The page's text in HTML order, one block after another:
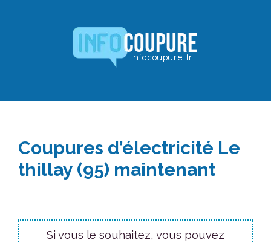
Coupures d’électricité Le
thillay (95) maintenant
Si vous le souhaitez, vous pouvez